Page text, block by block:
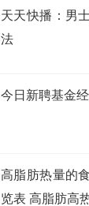
天天快播：男
法
今日新聘基金
高脂肪热量的
览表 高脂肪高